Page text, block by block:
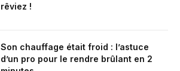
rêviez !
Son chauffage était froid : l’astuce
d’un pro pour le rendre brûlant en 2